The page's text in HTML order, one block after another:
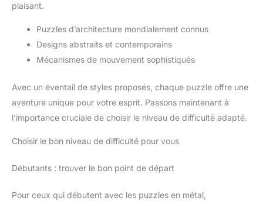
plaisant.
Puzzles d’architecture mondialement connus
Designs abstraits et contemporains
Mécanismes de mouvement sophistiqués
Avec un éventail de styles proposés, chaque puzzle offre une
aventure unique pour votre esprit. Passons maintenant à
l’importance cruciale de choisir le niveau de difficulté adapté.
Choisir le bon niveau de difficulté pour vous
Débutants : trouver le bon point de départ
Pour ceux qui débutent avec les puzzles en métal,